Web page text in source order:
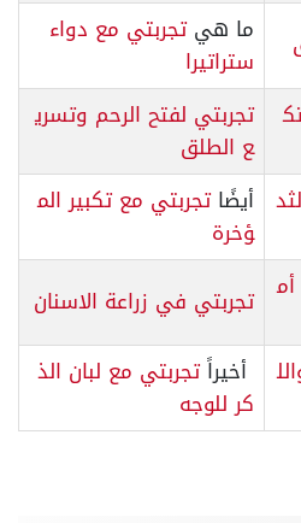
ما هيتجربتي مع دواء
ستراتيرا
تجربتي لفتح الرحم وتسري
ع الطلق
أيضًاتجربتي مع تكبير الم
ؤخرة
تجربتي في زراعة الاسنان
أخيراًتجربتي مع لبان الذ
كر للوجه